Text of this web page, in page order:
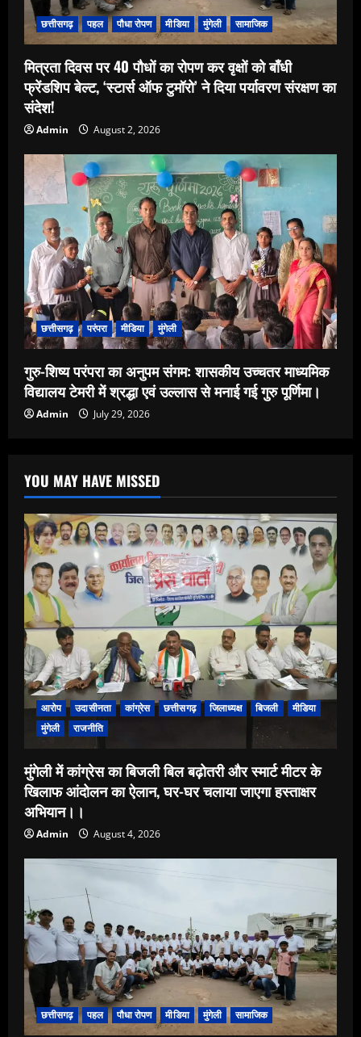
छत्तीसगढ़ पहल पौधा रोपण मीडिया मुंगेली सामाजिक
मित्रता दिवस पर 40 पौधों का रोपण कर वृक्षों को बाँधी
फ्रेंडशिप बेल्ट, ‘स्टार्स ऑफ टुमॉरो’ ने दिया पर्यावरण संरक्षण का
संदेश!
Admin August 2, 2026
छत्तीसगढ़ परंपरा मीडिया मुंगेली
गुरु-शिष्य परंपरा का अनुपम संगम: शासकीय उच्चतर माध्यमिक
विद्यालय टेमरी में श्रद्धा एवं उल्लास से मनाई गई गुरु पूर्णिमा।
Admin July 29, 2026
YOU MAY HAVE MISSED
आरोप उदासीनता कांग्रेस छत्तीसगढ़ जिलाध्यक्ष बिजली
मीडिया
मुंगेली
राजनीति
मुंगेली में कांग्रेस का बिजली बिल बढ़ोतरी और स्मार्ट मीटर के
खिलाफ आंदोलन का ऐलान, घर-घर चलाया जाएगा हस्ताक्षर
अभियान।।
Admin August 4, 2026
छत्तीसगढ़ पहल पौधा रोपण मीडिया मुंगेली सामाजिक